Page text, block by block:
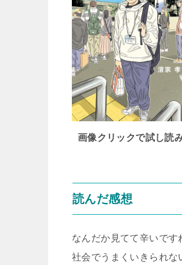
画像クリックで試し読
読んだ感想
なんだか見てて辛いです
社会でうまくいきられな